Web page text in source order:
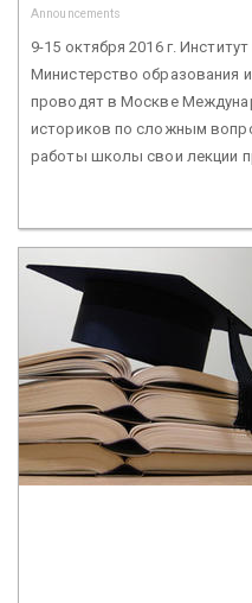
Announcements
9-15 октября 2016 г.
Министерство образования
проводят в Москве
историков по сложным
работы школы свои лекции